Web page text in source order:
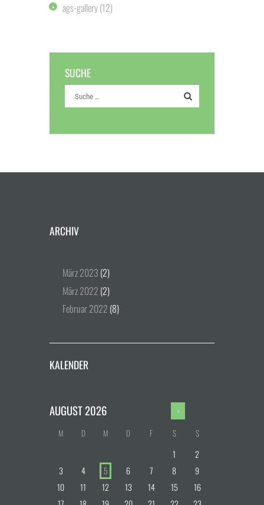
ags-gallery(12)
SUCHE
ARCHIV
März2023 (2)
März2022 (2)
Februar2022 (8)
KALENDER
AUGUST2026
M D M D F S S
1
2
3
4 5 6 7 8
9
10
11 12 13 14 15
16